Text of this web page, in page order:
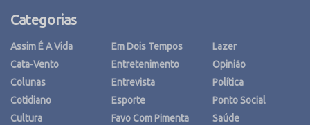
Categorias
Assim É A Vida
Cata-Vento
Colunas
Cotidiano
Cultura
Em Dois Tempos
Entretenimento
Entrevista
Esporte
Favo Com Pimenta
Lazer
Opinião
Política
Ponto Social
Saúde